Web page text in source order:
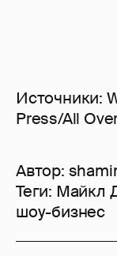
Источники:
Press/All
Автор:
Теги: Майкл
шоу-бизнес